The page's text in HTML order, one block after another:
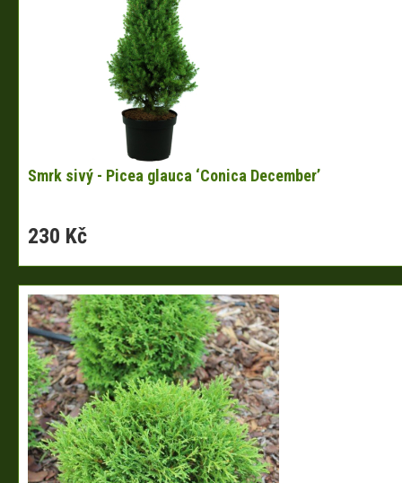
Smrk sivý - Picea glauca ‘Conica December’
230 Kč